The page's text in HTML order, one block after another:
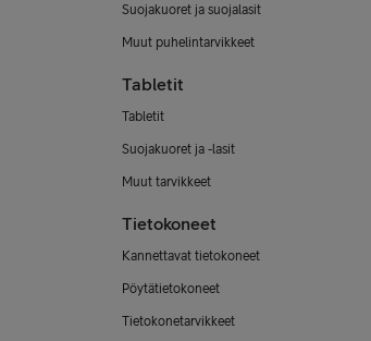
Suojakuoret ja suojalasit
Muut puhelintarvikkeet
Tabletit
Tabletit
Suojakuoret ja -lasit
Muut tarvikkeet
Tietokoneet
Kannettavat tietokoneet
Pöytätietokoneet
Tietokonetarvikkeet